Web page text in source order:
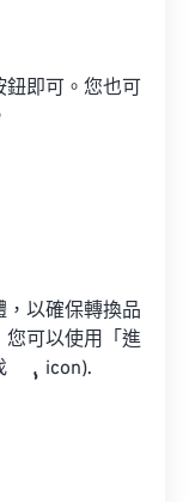
即可。您也可
以確保轉換品
您可以使用「進
icon).